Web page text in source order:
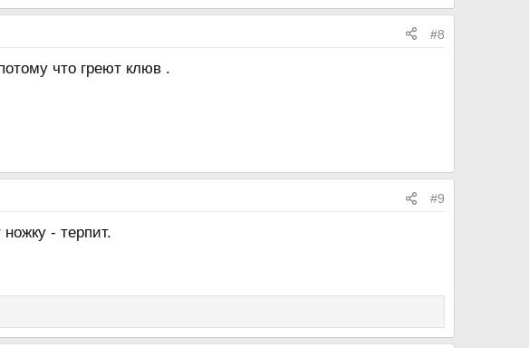
#8
что греют клюв .
#9
- терпит.